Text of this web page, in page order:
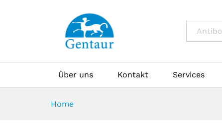
Über uns Kontakt Services
Home